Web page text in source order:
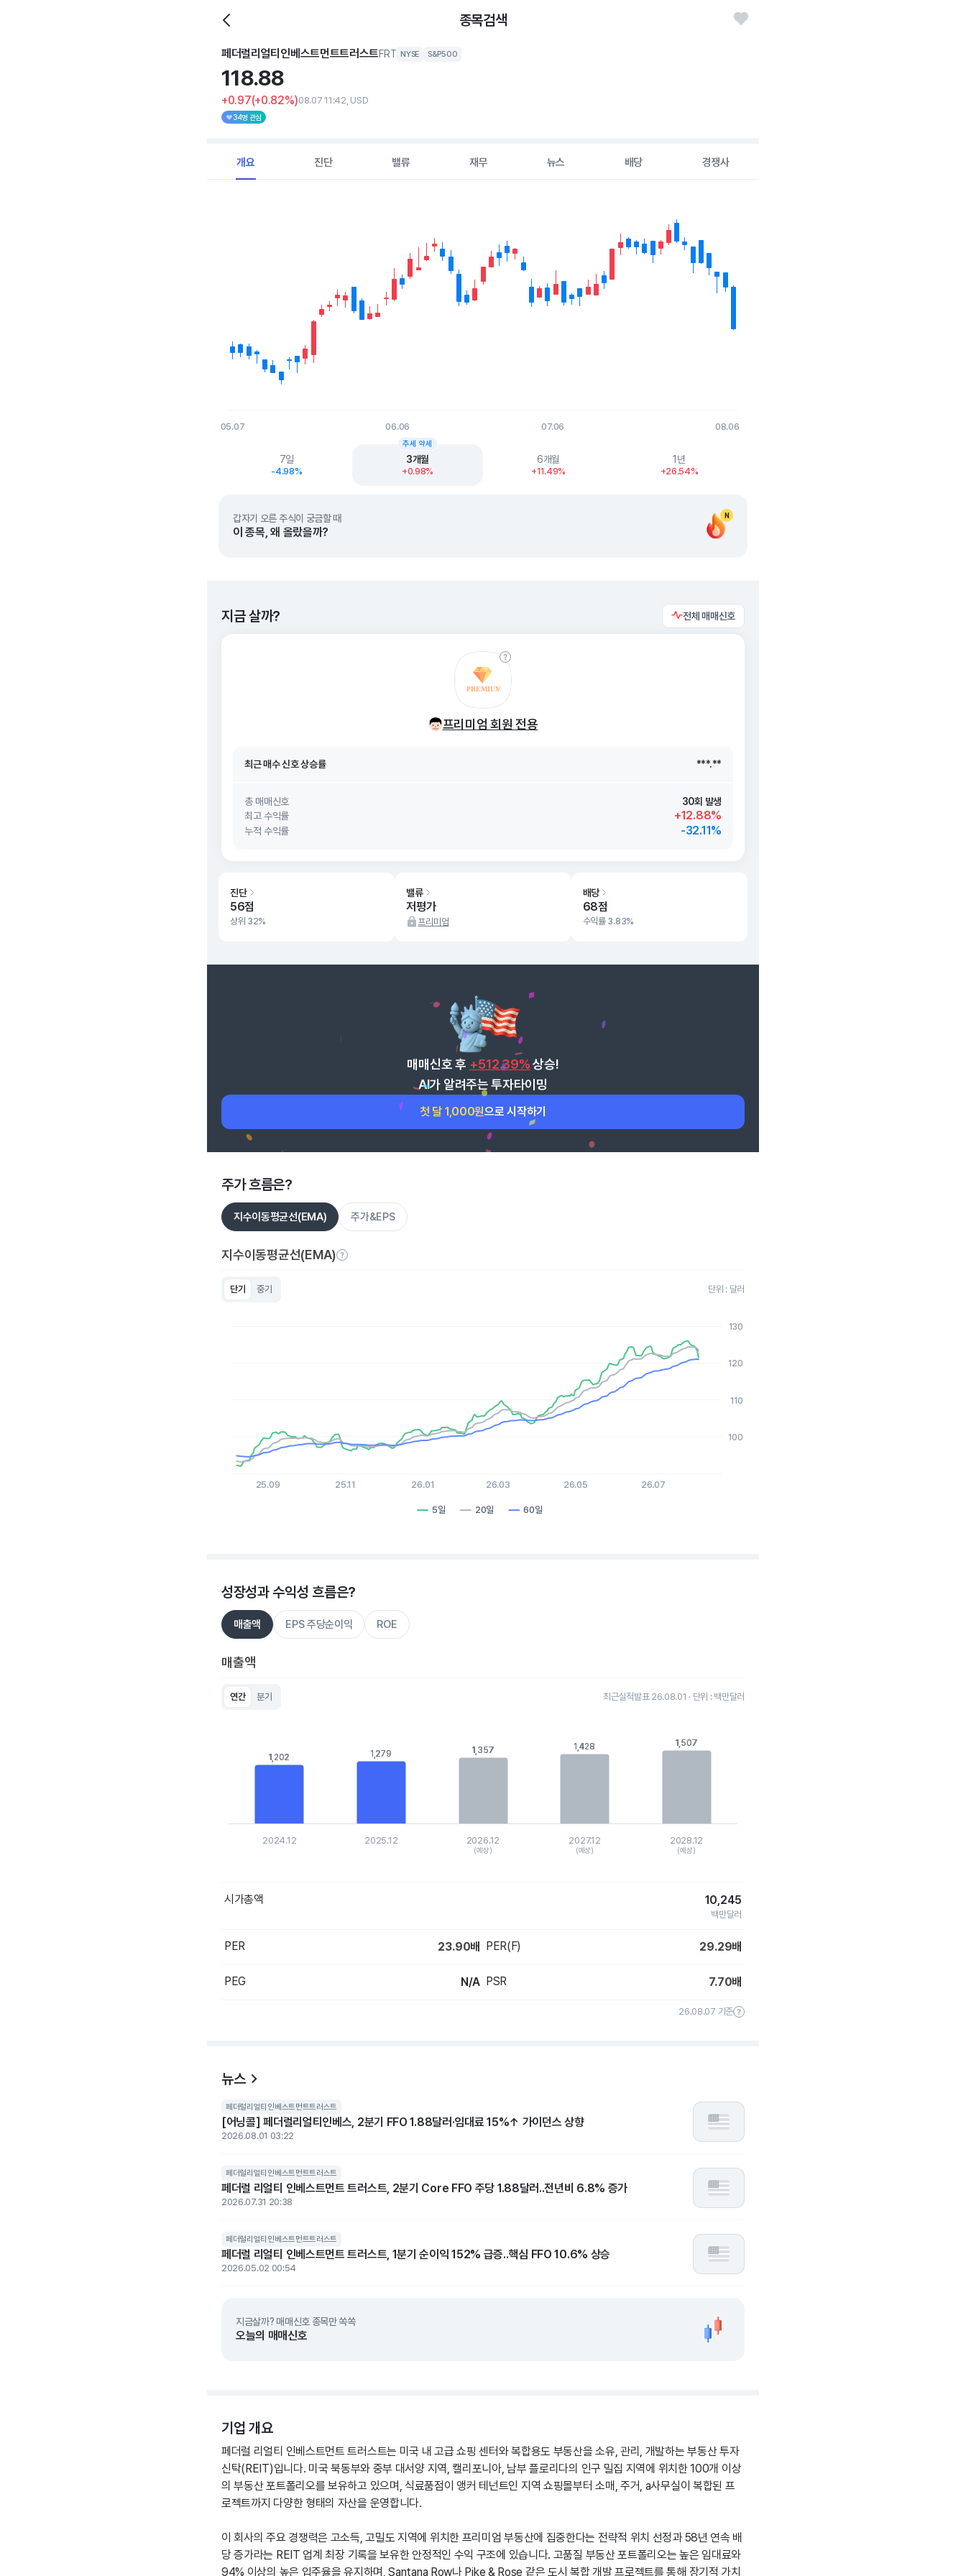
종목검색
페더럴리얼티인베스트먼트트러스트FRT NYSE S&P500
118.88
+0.97(+0.82%)08.07 11:42, USD
34명 관심
개요 진단 밸류 재무 뉴스 배당 경쟁사
The chart has 1 X axis displaying Time. Data ranges from 2026-05-07 00:00:00 to 2026-08-06 00:00:00.
The chart has 1 Y axis displaying values. Data ranges from 112.673 to 128.21.
05.07 06.06 07.06 08.06
7일
-4.98%
3개월
+0.98%
추세 약세
6개월
+11.49%
1년
+26.54%
N
갑자기 오른 주식이 궁금할 때
이 종목, 왜 올랐을까?
지금 살까? 전체 매매신호
프리미엄 회원 전용
최근 매수 신호26. 08/08 ***.**
총 매매신호
30회 발생
최고 수익률
+12.88%
누적 수익률 -32.11%
진단
56점
상위 32%
밸류
저평가
프리미엄
배당
68점
수익률 3.83%
매매신호 후 +512.39% 상승!
AI가 알려주는 투자타이밍
첫 달 1,000원으로 시작하기
주가 흐름은?
지수이동평균선(EMA) 주가&EPS
지수이동평균선(EMA)
단기 중기 단위 : 달러
The chart has 1 X axis displaying Time. Data ranges from 2025-08-07 15:00:00 to 2026-08-05 15:00:00.
5일 20일 60일
25.09 25.11 26.01 26.03 26.05 26.07
100
110
120
130
성장성과 수익성 흐름은?
매출액 EPS 주당순이익 ROE
매출액
연간 분기 최근실적발표 26.08.01 · 단위 : 백만달러
The chart has 1 X axis displaying categories.
The chart has 1 Y axis displaying values. Data ranges from 1202.452 to 1506.70539.
1,202
1,202 1,279
1,279 1,357
1,357 1,428
1,428 1,507
1,507
2024.12 2025.12 2026.12
(예상)
2027.12
(예상)
2028.12
(예상)
시가총액 10,245
백만달러
PER 23.90배 PER(F) 29.29배
PEG N/A PSR 7.70배
26.08.07 기준
뉴스
페더럴리얼티인베스트먼트트러스트
[어닝콜] 페더럴리얼티인베스, 2분기 FFO 1.88달러·임대료 15%↑ 가이던스 상향
2026.08.01 03:22
페더럴리얼티인베스트먼트트러스트
페더럴 리얼티 인베스트먼트 트러스트, 2분기 Core FFO 주당 1.88달러..전년비 6.8% 증가
2026.07.31 20:38
페더럴리얼티인베스트먼트트러스트
페더럴 리얼티 인베스트먼트 트러스트, 1분기 순이익 152% 급증..핵심 FFO 10.6% 상승
2026.05.02 00:54
지금살까? 매매신호 종목만 쏙쏙
오늘의 매매신호
기업 개요
페더럴 리얼티 인베스트먼트 트러스트는 미국 내 고급 쇼핑 센터와 복합용도 부동산을 소유, 관리, 개발하는 부동산 투자
신탁(REIT)입니다. 미국 북동부와 중부 대서양 지역, 캘리포니아, 남부 플로리다의 인구 밀집 지역에 위치한 100개 이상
의 부동산 포트폴리오를 보유하고 있으며, 식료품점이 앵커 테넌트인 지역 쇼핑몰부터 소매, 주거, a사무실이 복합된 프
로젝트까지 다양한 형태의 자산을 운영합니다.
이 회사의 주요 경쟁력은 고소득, 고밀도 지역에 위치한 프리미엄 부동산에 집중한다는 전략적 위치 선정과 58년 연속 배
당 증가라는 REIT 업계 최장 기록을 보유한 안정적인 수익 구조에 있습니다. 고품질 부동산 포트폴리오는 높은 임대료와
94% 이상의 높은 입주율을 유지하며, Santana Row나 Pike & Rose 같은 도시 복합 개발 프로젝트를 통해 장기적 가치